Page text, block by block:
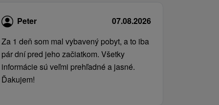
Peter
07.08.2026
Za 1 deň som mal vybavený pobyt, a to iba
pár dní pred jeho začiatkom. Všetky
informácie sú veľmi prehľadné a jasné.
Ďakujem!